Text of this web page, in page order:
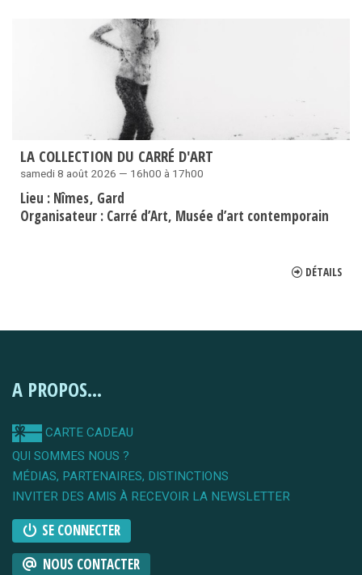
LA COLLECTION DU CARRÉ D'ART
samedi 8 août 2026 — 16h00 à 17h00
Lieu : Nîmes Gard
Organisateur : Carré d’Art, Musée d’art contemporain
DÉTAILS
A PROPOS...
CARTE CADEAU
QUI SOMMES NOUS ?
MÉDIAS, PARTENAIRES, DISTINCTIONS
INVITER DES AMIS À RECEVOIR LA NEWSLETTER
SE CONNECTER
NOUS CONTACTER